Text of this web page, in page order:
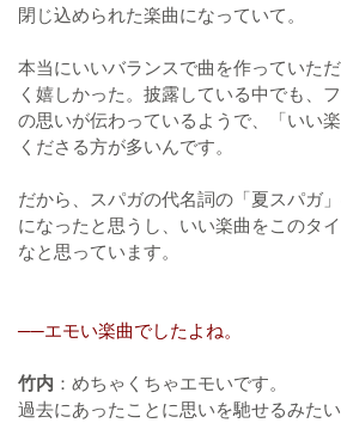
閉じ込められた楽曲になっていて。
本当にいいバランスで曲を作っていた
く嬉しかった。披露している中でも、
の思いが伝わっているようで、「いい
くださる方が多いんです。
だから、スパガの代名詞の「夏スパガ
になったと思うし、いい楽曲をこのタ
なと思っています。
──エモい楽曲でしたよね。
竹内 ：めちゃくちゃエモいです。
過去にあったことに思いを馳せるみた